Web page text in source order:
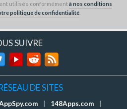
utilisée conformémentà nos conditions
politique de confidentialité.
SUIVRE
DE SITES
148Apps.com